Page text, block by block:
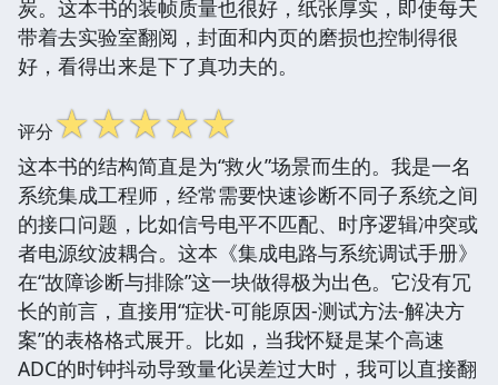
炭。这本书的装帧质量也很好，纸张厚实，即使每天
带着去实验室翻阅，封面和内页的磨损也控制得很
好，看得出来是下了真功夫的。
评分☆☆☆☆☆
这本书的结构简直是为“救火”场景而生的。我是一名
系统集成工程师，经常需要快速诊断不同子系统之间
的接口问题，比如信号电平不匹配、时序逻辑冲突或
者电源纹波耦合。这本《集成电路与系统调试手册》
在“故障诊断与排除”这一块做得极为出色。它没有冗
长的前言，直接用“症状-可能原因-测试方法-解决方
案”的表格格式展开。比如，当我怀疑是某个高速
ADC的时钟抖动导致量化误差过大时，我可以直接翻